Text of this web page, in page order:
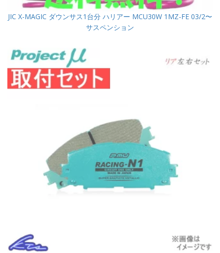
JIC X-MAGIC ダウンサス1台分 ハリアー MCU30W 1MZ-FE 03/2〜
サスペンション